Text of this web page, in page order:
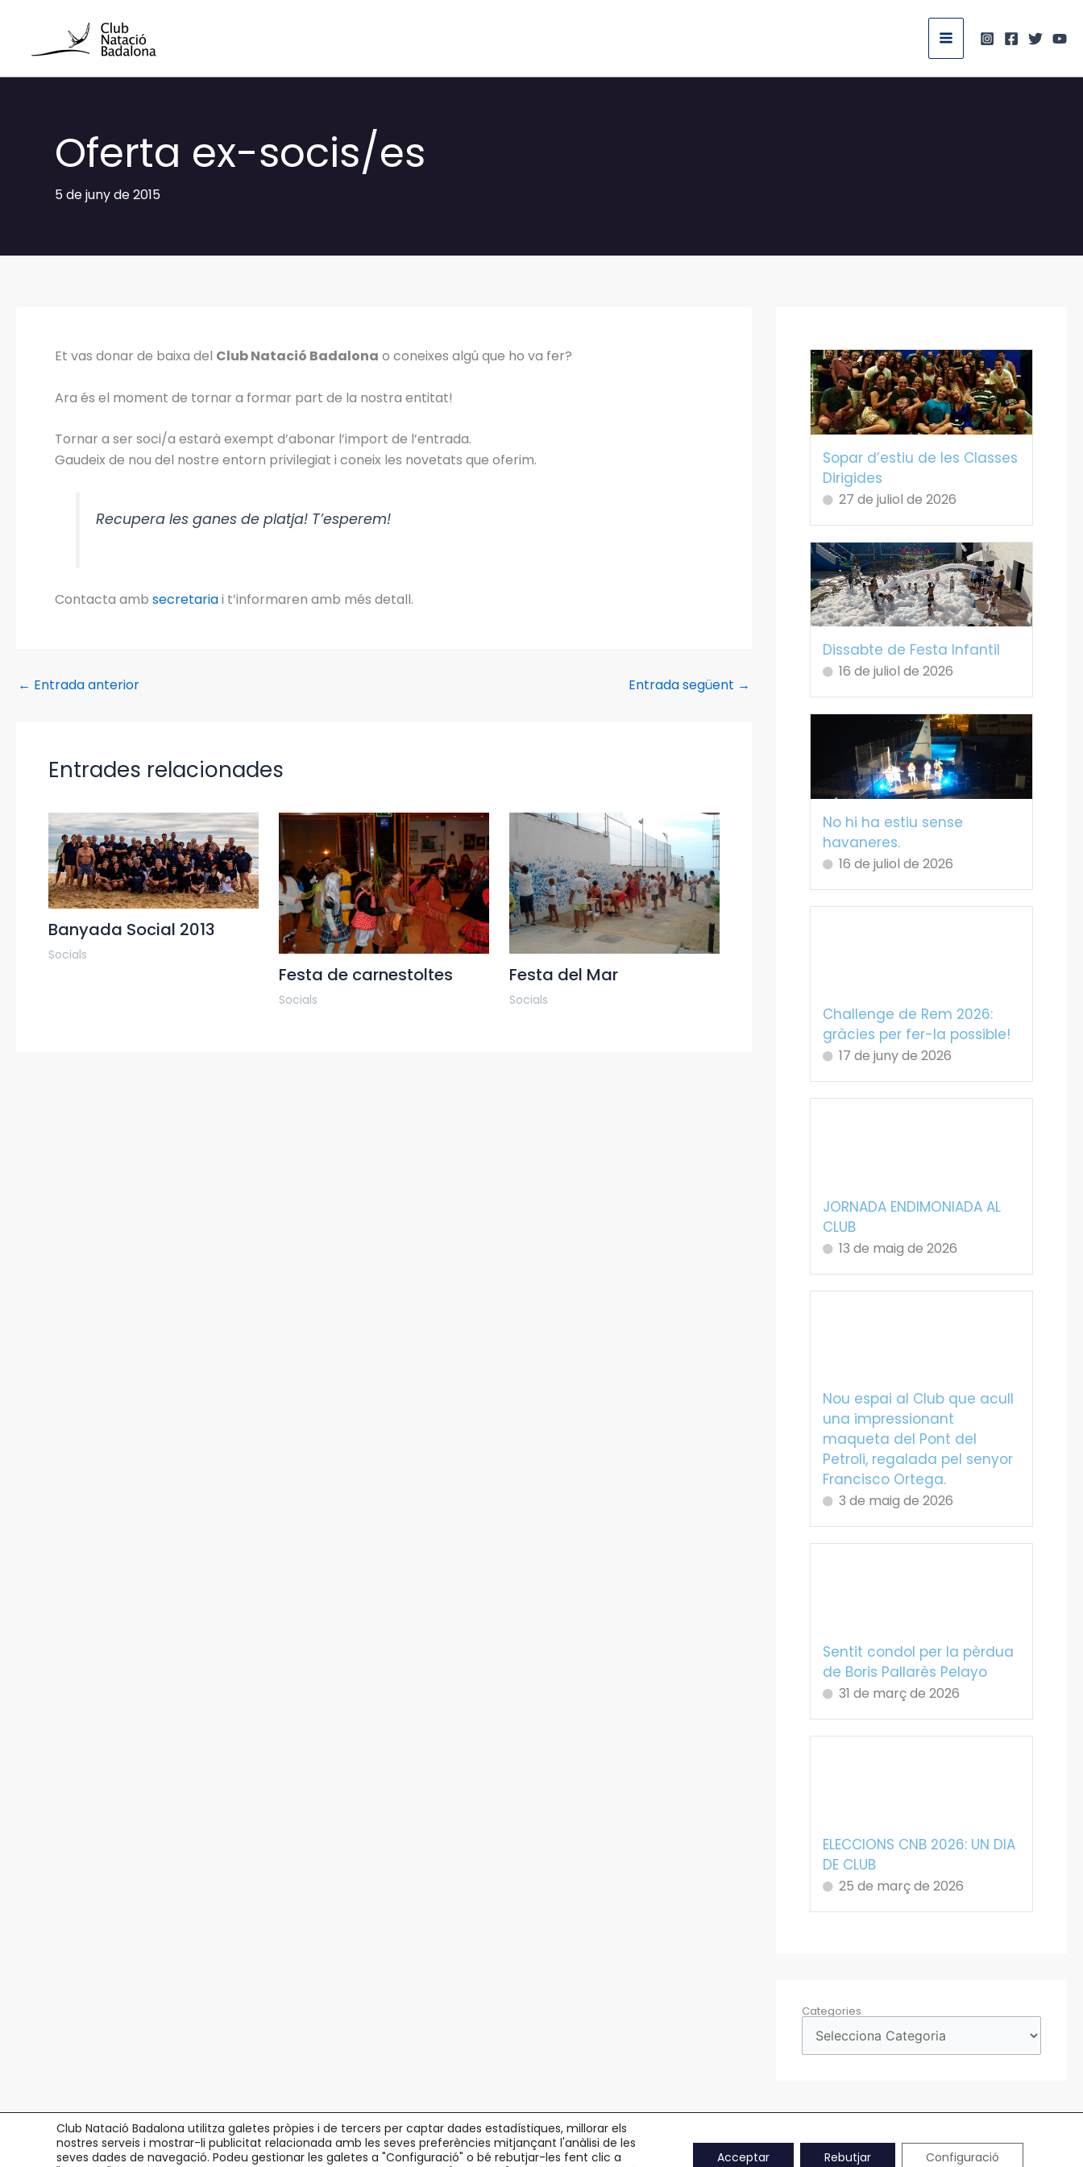
contingut
Oferta ex-socis/es
5 de juny de 2015
Et vas donar de baixa del Club Natació Badalona o coneixes algú que ho va fer?
Ara és el moment de tornar a formar part de la nostra entitat!
Tornar a ser soci/a estarà exempt d’abonar l’import de l’entrada.
Gaudeix de nou del nostre entorn privilegiat i coneix les novetats que oferim.
Recupera les ganes de platja! T’esperem!
Contacta amb secretariai t’informaren amb més detall.
← Entrada anterior Entrada següent →
Entrades relacionades
Banyada Social 2013
Socials
Festa de carnestoltes
Socials
Festa del Mar
Socials
Sopar d’estiu de les Classes
Dirigides
27 de juliol de 2026
Dissabte de Festa Infantil
16 de juliol de 2026
No hi ha estiu sense
havaneres.
16 de juliol de 2026
Challenge de Rem 2026:
gràcies per fer-la possible!
17 de juny de 2026
JORNADA ENDIMONIADA AL
CLUB
13 de maig de 2026
Nou espai al Club que acull
una impressionant
maqueta del Pont del
Petroli, regalada pel senyor
Francisco Ortega.
3 de maig de 2026
Sentit condol per la pèrdua
de Boris Pallarès Pelayo
31 de març de 2026
ELECCIONS CNB 2026: UN DIA
DE CLUB
25 de març de 2026
Categories
Club Natació Badalona utilitza galetes pròpies i de tercers per captar dades estadístiques, millorar els
nostres serveis i mostrar-li publicitat relacionada amb les seves preferències mitjançant l'anàlisi de les
seves dades de navegació. Podeu gestionar les galetes a "Configuració" o bé rebutjar-les fent clic a
Acceptar Rebutjar Configuració